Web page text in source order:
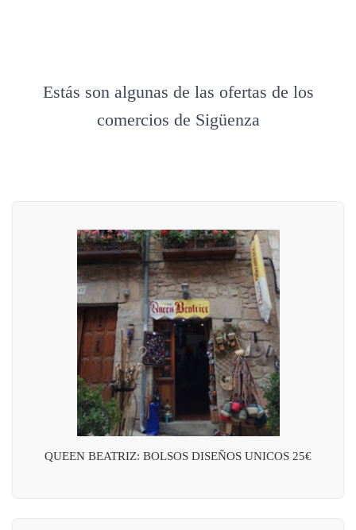
Estás son algunas de las ofertas de los
comercios de Sigüenza
QUEEN BEATRIZ: BOLSOS DISEÑOS UNICOS 25€